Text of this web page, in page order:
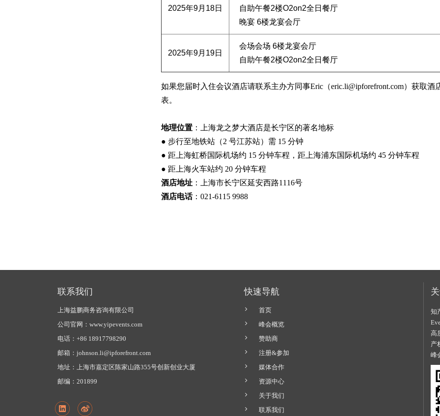
2025年9月18日
自助午餐2楼O2on2全日餐厅
晚宴 6楼龙宴会厅
2025年9月19日
会场会场 6楼龙宴会厅
自助午餐2楼O2on2全日餐厅
如果您届时入住会议酒店请联系主办方同事Eric（eric.li@ipforefront.com）获取酒
表。
地理位置 ：上海龙之梦大酒店是长宁区的著名地标
● 步行至地铁站（2 号江苏站）需 15 分钟
● 距上海虹桥国际机场约 15 分钟车程，距上海浦东国际机场约 45 分钟车程
● 距上海火车站约 20 分钟车程
酒店地址 ：上海市长宁区延安西路1116号
酒店电话：021-6115 9988
联系我们
上海益鹏商务咨询有限公司
公司官网：www.yipevents.com
电话：+86 18917798290
邮箱：johnson.li@ipforefront.com
地址：上海市嘉定区陈家山路355号创新创业大厦
邮编：201899
快速导航
首页
峰会概览
赞助商
注册&参加
媒体合作
资源中心
关于我们
联系我们
知
高
产
峰